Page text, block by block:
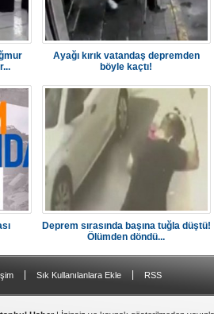
Ayağı kırık vatandaş depremden
böyle kaçtı!
Deprem sırasında başına tuğla düştü!
Ölümden döndü...
Sık Kullanılanlara Ekle RSS